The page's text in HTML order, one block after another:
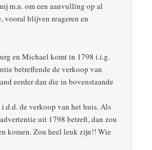
m.n. om een aanvulling op al
vooral blijven reageren en
en Michael komt in 1798 i.i.g.
betreffende de verkoop van
eerder dan die in bovenstaande
de verkoop van het huis. Als
uit 1798 betreft, dan zou
komen. Zou heel leuk zijn!! Wie